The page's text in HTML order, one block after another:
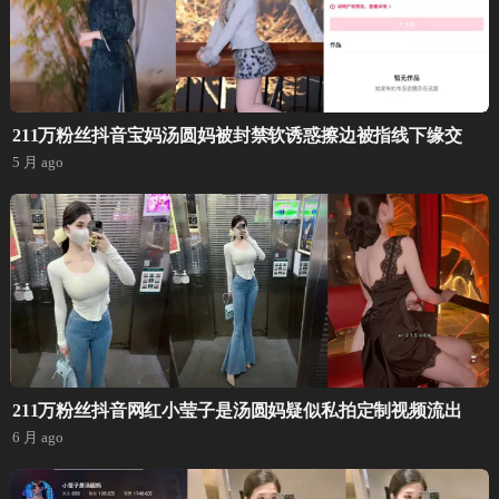
211万粉丝抖音宝妈汤圆妈被封禁软诱惑擦边被指线下缘交
5 月 ago
211万粉丝抖音网红小莹子是汤圆妈疑似私拍定制视频流出
6 月 ago